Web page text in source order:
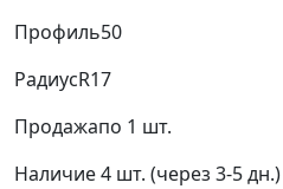
Профиль50
РадиусR17
Продажапо 1 шт.
Наличие4 шт. (через 3-5 дн.)